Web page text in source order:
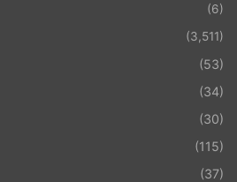
(6)
(3,511)
(53)
(34)
(30)
(115)
(37)